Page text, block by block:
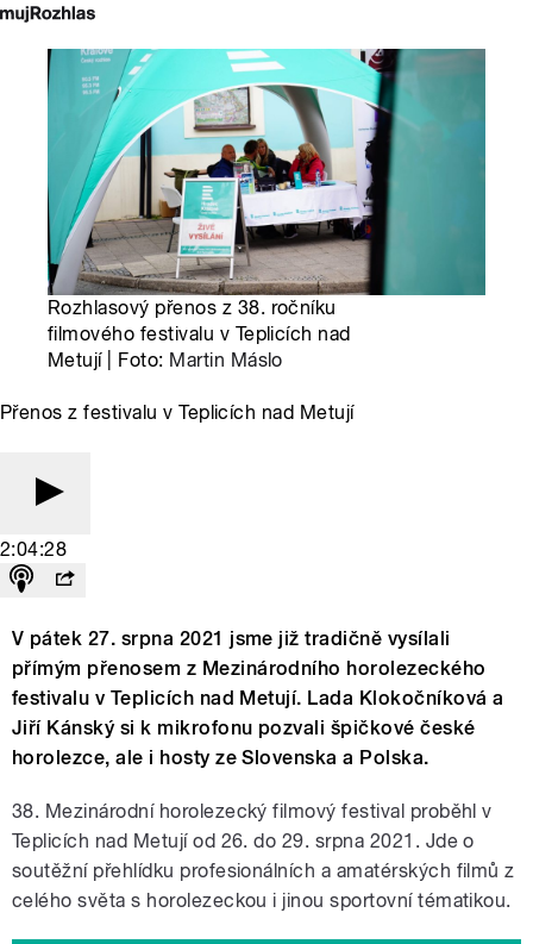
Rozhlasový přenos z 38. ročníku
filmového festivalu v Teplicích nad
Metují | Foto: Martin Máslo
Přenos z festivalu v Teplicích nad Metují
2:04:28
V pátek 27. srpna 2021 jsme již tradičně vysílali
přímým přenosem z Mezinárodního horolezeckého
festivalu v Teplicích nad Metují. Lada Klokočníková a
Jiří Kánský si k mikrofonu pozvali špičkové české
horolezce, ale i hosty ze Slovenska a Polska.
38. Mezinárodní horolezecký filmový festival proběhl v
Teplicích nad Metují od 26. do 29. srpna 2021. Jde o
soutěžní přehlídku profesionálních a amatérských filmů z
celého světa s horolezeckou i jinou sportovní tématikou.